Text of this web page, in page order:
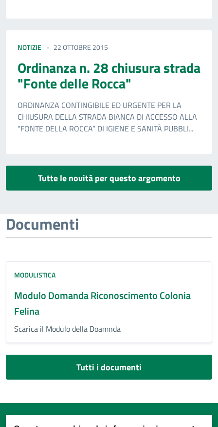
NOTIZIE 22 OTTOBRE 2015
Ordinanza n. 28 chiusura strada
"Fonte delle Rocca"
ORDINANZA CONTINGIBILE ED URGENTE PER LA
CHIUSURA DELLA STRADA BIANCA DI ACCESSO ALLA
“FONTE DELLA ROCCA” DI IGIENE E SANITÀ PUBBLI...
Tutte le novità per questo argomento
Documenti
MODULISTICA
Modulo Domanda Riconoscimento Colonia
Felina
Scarica il Modulo della Doamnda
Tutti i documenti